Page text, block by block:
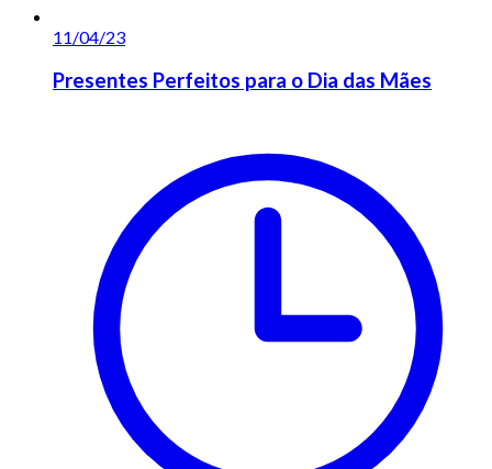
11/04/23
Presentes Perfeitos para o Dia das Mães